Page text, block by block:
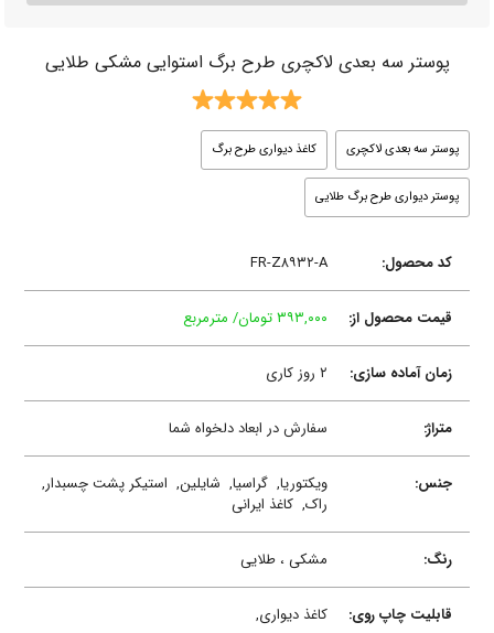
پوستر سه بعدی لاکچری طرح برگ استوایی مشکی طلایی
پوستر سه بعدی لاکچری کاغذ دیواری طرح برگ
پوستر دیواری طرح برگ طلایی
کد محصول: FR-Z۸۹۳۲-A
قیمت محصول از: ۳۹۳,۰۰۰ تومان/ مترمربع
زمان آماده سازی: ۲ روز کاری
متراژ: سفارش در ابعاد دلخواه شما
جنس: ویکتوریا,گراسیا, شایلین, استیکر پشت چسبدار,
راک,کاغذ ایرانی
رنگ: مشکی ، طلایی
قابلیت چاپ روی: کاغذ دیواری,